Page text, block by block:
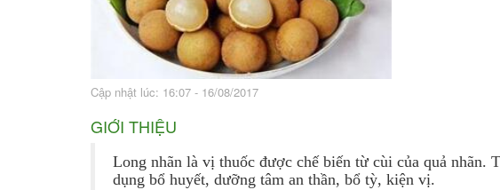
Bài thuốc hay
Sức khỏe ngàn vàng
Cập nhật lúc: 16:07 - 16/08/2017
GIỚI THIỆU
Long nhãn là vị thuốc được chế biến từ cùi của quả nhãn.
dụng bổ huyết, dưỡng tâm an thần, bổ tỳ, kiện vị.